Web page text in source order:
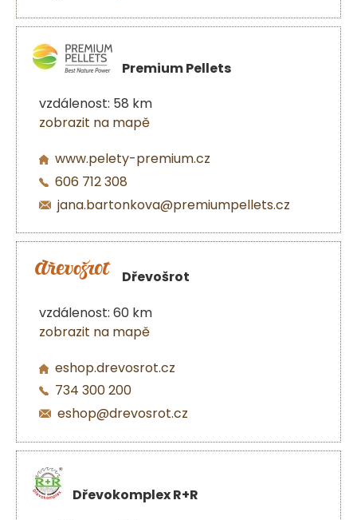
Premium Pellets
vzdálenost: 58 km
zobrazit na mapě
www.pelety-premium.cz
606 712 308
jana.bartonkova@premiumpellets.cz
Dřevošrot
vzdálenost: 60 km
zobrazit na mapě
eshop.drevosrot.cz
734 300 200
eshop@drevosrot.cz
Dřevokomplex R+R